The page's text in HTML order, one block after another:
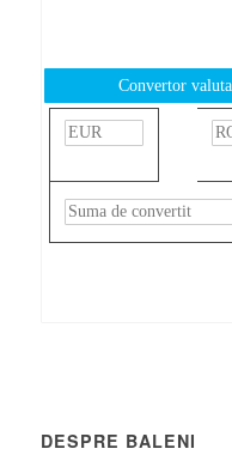
Convertor
DESPRE BALENI